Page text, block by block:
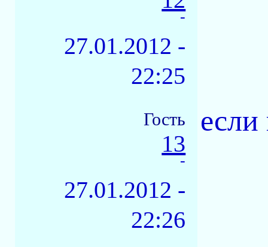
-
27.01.2012 -
22:25
Гость
13
-
27.01.2012 -
22:26